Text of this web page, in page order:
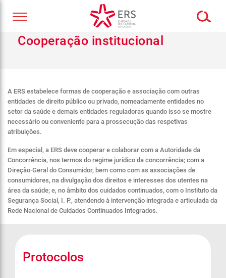
Cooperação institucional
A ERS estabelece formas de cooperação e associação com outras
entidades de direito público ou privado, nomeadamente entidades no
setor da saúde e demais entidades reguladoras quando isso se mostre
necessário ou conveniente para a prossecução das respetivas
atribuições.
Em especial, a ERS deve cooperar e colaborar com a Autoridade da
Concorrência, nos termos do regime jurídico da concorrência; com a
Direção-Geral do Consumidor, bem como com as associações de
consumidores, na divulgação dos direitos e interesses dos utentes na
área da saúde; e, no âmbito dos cuidados continuados, com o Instituto da
Segurança Social, I. P., atendendo à intervenção integrada e articulada da
Rede Nacional de Cuidados Continuados Integrados.
Protocolos